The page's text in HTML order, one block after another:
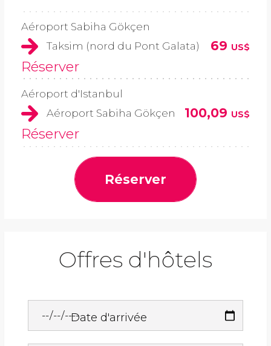
Aéroport Sabiha Gökçen
Taksim (nord du Pont Galata)
69 US$
Réserver
Aéroport d'Istanbul
Aéroport Sabiha Gökçen
100,09 US$
Réserver
Réserver
Offres d'hôtels
Date d'arrivée